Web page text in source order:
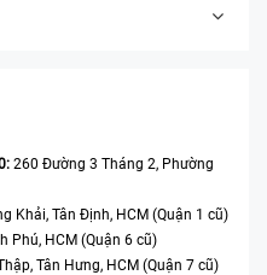
260 Đường 3 Tháng 2, Phường
Khải, Tân Định, HCM (Quận 1 cũ)
Phú, HCM (Quận 6 cũ)
Tân Hưng, HCM (Quận 7 cũ)